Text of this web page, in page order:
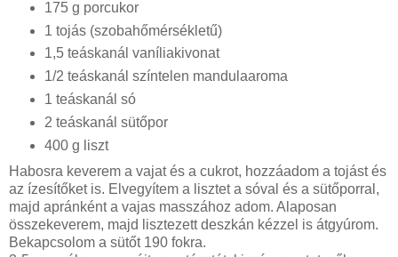
175 g porcukor
1 tojás (szobahőmérsékletű)
1,5 teáskanál vaníliakivonat
1/2 teáskanál színtelen mandulaaroma
1 teáskanál só
2 teáskanál sütőpor
400 g liszt
Habosra keverem a vajat és a cukrot, hozzáadom a tojást és
az ízesítőket is. Elvegyítem a lisztet a sóval és a sütőporral,
majd apránként a vajas masszához adom. Alaposan
összekeverem, majd lisztezett deszkán kézzel is átgyúrom.
Bekapcsolom a sütőt 190 fokra.